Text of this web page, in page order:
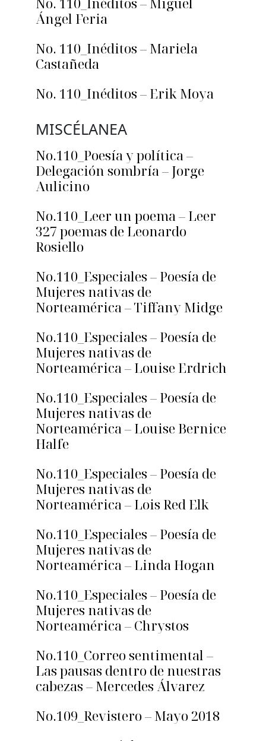
Ángel Feria
No. 110_Inéditos – Mariela
Castañeda
No. 110_Inéditos – Erik Moya
MISCÉLANEA
No.110_Poesía y política –
Delegación sombría – Jorge
Aulicino
No.110_Leer un poema – Leer
327 poemas de Leonardo
Rosiello
No.110_Especiales – Poesía de
Mujeres nativas de
Norteamérica – Tiffany Midge
No.110_Especiales – Poesía de
Mujeres nativas de
Norteamérica – Louise Erdrich
No.110_Especiales – Poesía de
Mujeres nativas de
Norteamérica – Louise Bernice
Halfe
No.110_Especiales – Poesía de
Mujeres nativas de
Norteamérica – Lois Red Elk
No.110_Especiales – Poesía de
Mujeres nativas de
Norteamérica – Linda Hogan
No.110_Especiales – Poesía de
Mujeres nativas de
Norteamérica – Chrystos
No.110_Correo sentimental –
Las pausas dentro de nuestras
cabezas – Mercedes Álvarez
No.109_Revistero – Mayo 2018